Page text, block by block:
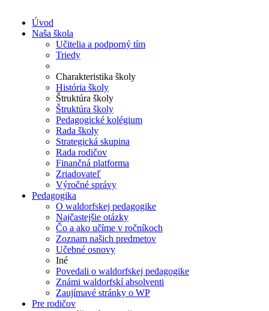
Úvod
Naša škola
Učitelia a podporný tím
Triedy
Charakteristika školy
História školy
Štruktúra školy
Štruktúra školy
Pedagogické kolégium
Rada školy
Strategická skupina
Rada rodičov
Finančná platforma
Zriadovateľ
Výročné správy
Pedagogika
O waldorfskej pedagogike
Najčastejšie otázky
Čo a ako učíme v ročníkoch
Zoznam našich predmetov
Učebné osnovy
Iné
Povedali o waldorfskej pedagogike
Známi waldorfskí absolventi
Zaujímavé stránky o WP
Pre rodičov